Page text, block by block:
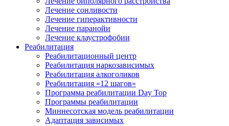
Лечение сонливости
Лечение гиперактивности
Лечение паранойи
Лечение клаустрофобии
Реабилитация
Реабилитационный центр
Реабилитация наркозависимых
Реабилитация алкоголиков
Реабилитация «12 шагов»
Программа реабилитации Day Top
Программы реабилитации
Миннесотская модель реабилитации
Адаптация зависимых